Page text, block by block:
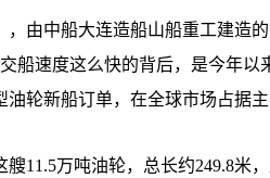
由中船大连造船山船重工建造的
船速度这么快的背后，是今年
轮新船订单，在全球市场占据主
万吨油轮，总长约249.8米，